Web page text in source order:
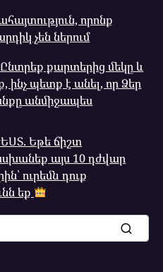
որոնք
չեն ներում
քարտերից մեկը և
ինչ պետք է անել, որ Ձեր
անմիջապես
Եթե ճիշտ
այս 10 դժվար
ուրեմն դուք
եք